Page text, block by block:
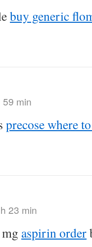
buy generic
min
precose where
23 min
aspirin order